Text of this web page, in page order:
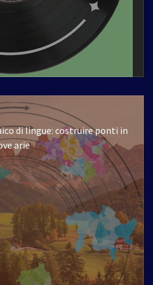
di lingue: costruire ponti in
arie